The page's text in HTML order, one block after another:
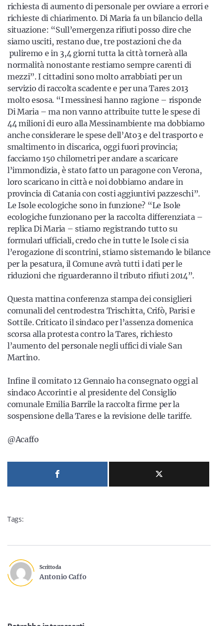
richiesta di aumento di personale per ovviare a errori e
richieste di chiarimento. Di Maria fa un bilancio della
situazione: “Sull’emergenza rifiuti posso dire che
siamo usciti, restano due, tre postazioni che da
puliremo e in 3,4 giorni tutta la città tornerà alla
normalità nonostante restiamo sempre carenti di
mezzi”. I cittadini sono molto arrabbiati per un
servizio di raccolta scadente e per una Tares 2013
molto esosa. “I messinesi hanno ragione – risponde
Di Maria – ma non vanno attribuite tutte le spese di
44 milioni di euro alla Messinambiente ma dobbiamo
anche considerare le spese dell’Ato3 e del trasporto e
smaltimento in discarica, oggi fuori provincia;
facciamo 150 chilometri per andare a scaricare
l’immondizia, è stato fatto un paragone con Verona,
loro scaricano in città e noi dobbiamo andare in
provincia di Catania con costi aggiuntivi pazzeschi”.
Le Isole ecologiche sono in funzione? “Le Isole
ecologiche funzionano per la raccolta differenziata –
replica Di Maria – stiamo registrando tutto su
formulari ufficiali, credo che in tutte le Isole ci sia
l’erogazione di scontrini, stiamo sistemando le bilance
per la pesatura, il Comune avrà tutti i dati per le
riduzioni che riguarderanno il tributo rifiuti 2014”.
Questa mattina conferenza stampa dei consiglieri
comunali del centrodestra Trischitta, Crifò, Parisi e
Sottile. Criticato il sindaco per l’assenza domenica
scorsa alla protesta contro la Tares, richiesto
l’aumento del personale negli uffici di viale San
Martino.
Infine il comitato 12 Gennaio ha consegnato oggi al
sindaco Accorinti e al presidente del Consiglio
comunale Emilia Barrile la raccolta firme per la
sospensione della Tares e la revisione delle tariffe.
@Acaffo
Tags:
Scritto da
Antonio Caffo